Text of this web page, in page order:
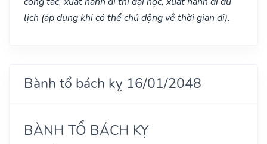
lịch (áp dụng khi có thể chủ động về thời gian đi).
Bành tổ bách kỵ 16/01/2048
BÀNH TỔ BÁCH KỴ